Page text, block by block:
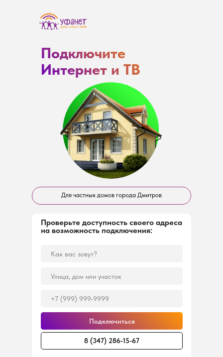
Подключите
Интернет и ТВ
Подключиться
Проверьте доступность своего адреса
на возможность подключения:
8 (347) 286-15-67
Для частных домов города Дмитров